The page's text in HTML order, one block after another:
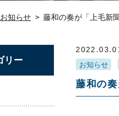
お知らせ > 藤和の奏が「上毛新
お知らせ
藤和の
リー